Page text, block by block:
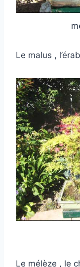
Le malus ,
Le mélèze , le